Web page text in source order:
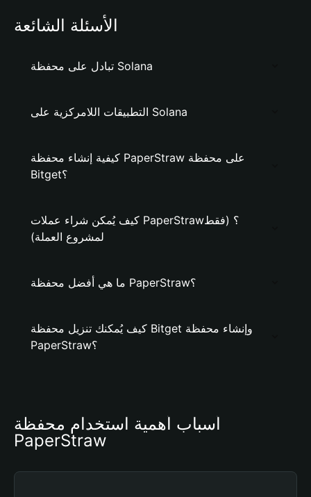
الأسئلة الشائعة
تبادل على محفظة Solana
التطبيقات اللامركزية على Solana
كيفية إنشاء محفظة PaperStraw على محفظة
Bitget؟
كيف يُمكن شراء عملات PaperStraw؟ (فقط
لمشروع العملة)
ما هي أفضل محفظة PaperStraw؟
كيف يُمكنك تنزيل محفظة Bitget وإنشاء محفظة
PaperStraw؟
أسباب أهمية استخدام محفظة
PaperStraw